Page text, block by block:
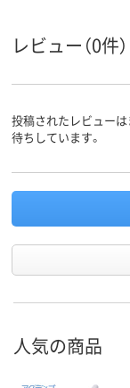
レビュー（0件）
投稿されたレビュー
待ちしています。
人気の商品